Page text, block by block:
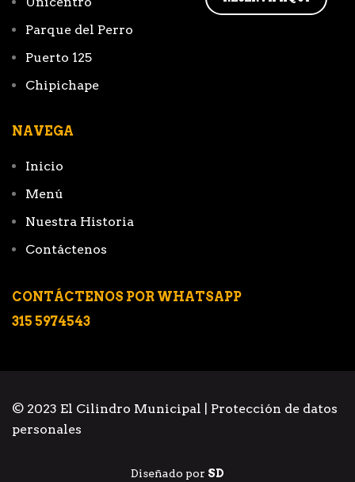
Parque del Perro
Puerto 125
Chipichape
NAVEGA
Inicio
Menú
Nuestra Historia
Contáctenos
CONTÁCTENOS POR WHATSAPP
315 5974543
© 2023 El Cilindro Municipal | Protección de datos
personales
Diseñado por SD